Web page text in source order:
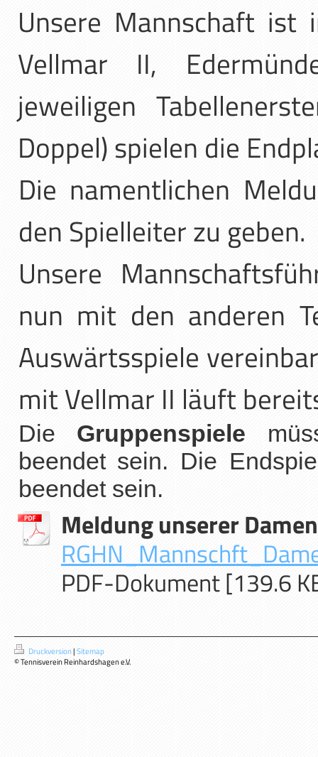
Unsere Mannschaft ist
Vellmar II,
jeweiligen
Doppel) spielen die
Die namentlichen
den Spielleiter zu geben.
Unsere
nun mit den anderen
Auswärtsspiele
mit Vellmar II läuft
Die Gruppenspiele
beendet sein. Die
beendet sein.
Meldung unserer Damen
PDF-Dokument [139.6
Druckversion|Sitemap
© Tennisverein Reinhardshagen e.V.